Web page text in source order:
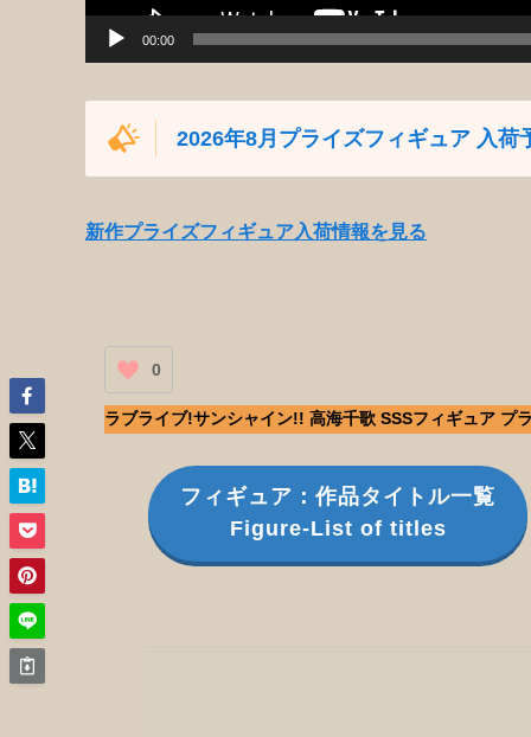
00:00
2026年8月プライズフィギュア 入荷
新作プライズフィギュア入荷情報を見る
0
ラブライブ!サンシャイン!! 高海千歌 SSSフィギュア プ
フィギュア：作品タイトル一覧
Figure-List of titles